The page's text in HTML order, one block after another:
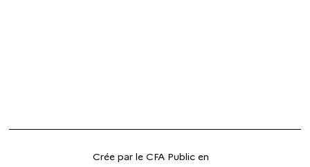
Crée par le CFA Public en